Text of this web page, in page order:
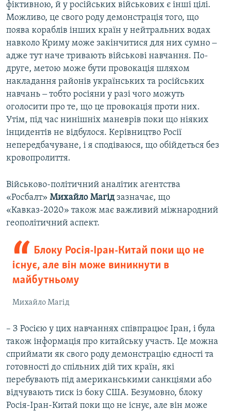
фіктивною, й у російських військових є інші цілі.
Можливо, це свого роду демонстрація того, що
поява кораблів інших країн у нейтральних водах
навколо Криму може закінчитися для них сумно ‒
адже тут наче тривають військові навчання. По-
друге, метою може бути провокація шляхом
накладання районів українських та російських
навчань ‒ тобто росіяни у разі чого можуть
оголосити про те, що це провокація проти них.
Утім, під час нинішніх маневрів поки що ніяких
інцидентів не відбулося. Керівництво Росії
непередбачуване, і я сподіваюся, що обійдеться без
кровопролиття.
Військово-політичний аналітик агентства
«Росбалт» Михайло Магідзазначає, що
«Кавказ-2020» також має важливий міжнародний
геополітичний аспект.
Блоку Росія-Іран-Китай поки що не
існує, але він може виникнути в
майбутньому
Михайло Магід
– З Росією у цих навчаннях співпрацює Іран, і була
також інформація про китайську участь. Це можна
сприймати як свого роду демонстрацію єдності та
готовності до спільних дій тих країн, які
перебувають під американськими санкціями або
відчувають тиск із боку США. Безумовно, блоку
Росія-Іран-Китай поки що не існує, але він може